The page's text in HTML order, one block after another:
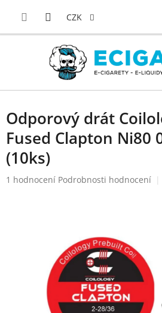
CZK
Odporový drát
Fused Clapton Ni80
(10ks)
Průměrné
1 hodnocení Podrobnosti hodnocení